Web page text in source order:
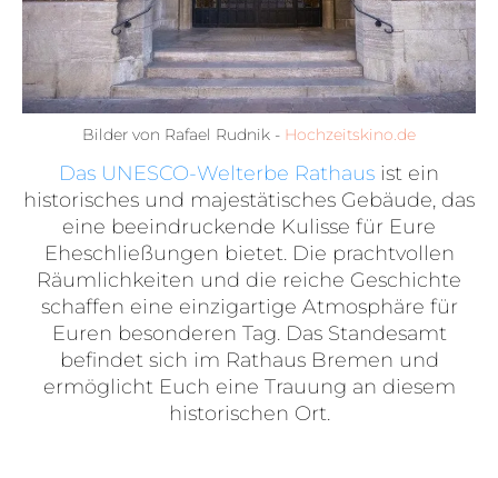
Bilder von Rafael Rudnik - Hochzeitskino.de
Das UNESCO-Welterbe Rathaus ist ein
historisches und majestätisches Gebäude, das
eine beeindruckende Kulisse für Eure
Eheschließungen bietet. Die prachtvollen
Räumlichkeiten und die reiche Geschichte
schaffen eine einzigartige Atmosphäre für
Euren besonderen Tag. Das Standesamt
befindet sich im Rathaus Bremen und
ermöglicht Euch eine Trauung an diesem
historischen Ort.